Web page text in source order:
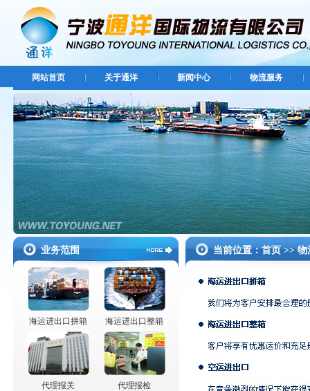
网站首页 关于通洋 新闻中心 物流服务
业务范围
海运进出口拼箱 海运进出口整箱
代理报关 代理报检
当前位置：首页>>物